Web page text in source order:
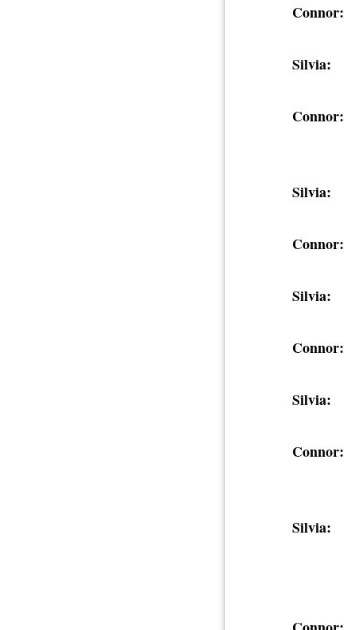
Connor:
Silvia:
Connor:
Silvia:
Connor:
Silvia:
Connor:
Silvia:
Connor:
Silvia: